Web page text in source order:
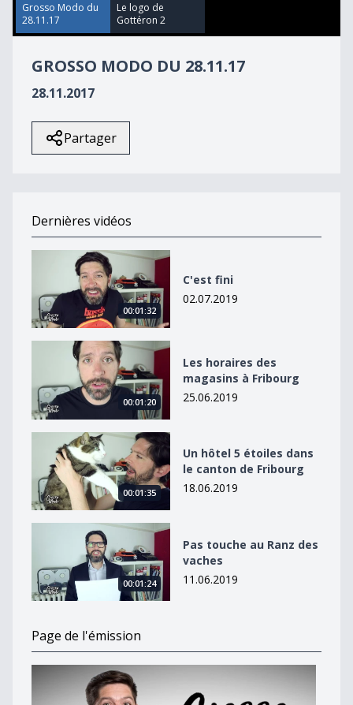
29
seconds
Grosso Modo du
28.11.17
Le logo de
Gottéron 2
GROSSO MODO DU 28.11.17
28.11.2017
Partager
Dernières vidéos
C&#039;est fini
00:01:32
C'est fini
02.07.2019
Les horaires des magasins à Fribourg
00:01:20
Les horaires des
magasins à Fribourg
25.06.2019
Un hôtel 5 étoiles dans le canton de Fribourg
00:01:35
Un hôtel 5 étoiles dans
le canton de Fribourg
18.06.2019
Pas touche au Ranz des vaches
00:01:24
Pas touche au Ranz des
vaches
11.06.2019
Page de l'émission